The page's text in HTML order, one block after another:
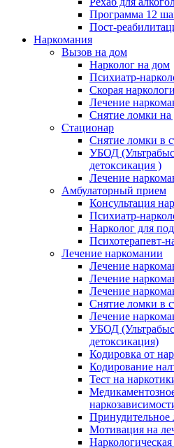
Программа 12
Пост-
Наркомания
Вызов на дом
Нарколог на дом
Психиатр-
Скорая
Лечение
Снятие ломки на
Стационар
Снятие ломки в
УБОД
детоксикация )
Лечение
Амбулаторный прием
Консультация
Психиатр-
Нарколог для
Психотерапевт-
Лечение наркомании
Лечение
Лечение
Лечение
Снятие ломки в
Лечение
УБОД
детоксикация)
Кодировка от
Кодирование
Тест на
Принудительное
Мотивация на